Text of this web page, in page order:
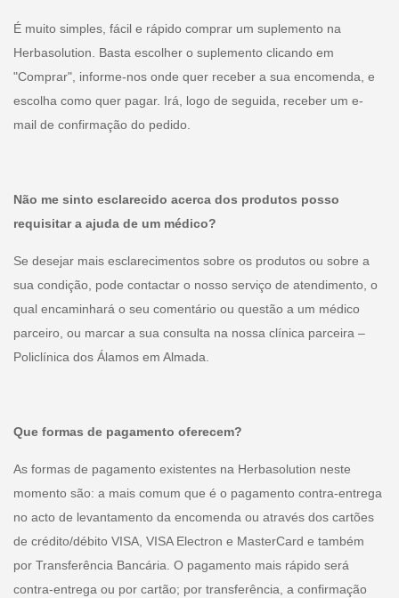
É muito simples, fácil e rápido comprar um suplemento na
Herbasolution. Basta escolher o suplemento clicando em
"Comprar", informe-nos onde quer receber a sua encomenda, e
escolha como quer pagar. Irá, logo de seguida, receber um e-
mail de confirmação do pedido.
Não me sinto esclarecido acerca dos produtos posso
requisitar a ajuda de um médico?
Se desejar mais esclarecimentos sobre os produtos ou sobre a
sua condição, pode contactar o nosso serviço de atendimento, o
qual encaminhará o seu comentário ou questão a um médico
parceiro, ou marcar a sua consulta na nossa clínica parceira –
Policlínica dos Álamos em Almada.
Que formas de pagamento oferecem?
As formas de pagamento existentes na Herbasolution neste
momento são: a mais comum que é o pagamento contra-entrega
no acto de levantamento da encomenda ou através dos cartões
de crédito/débito VISA, VISA Electron e MasterCard e também
por Transferência Bancária. O pagamento mais rápido será
contra-entrega ou por cartão; por transferência, a confirmação